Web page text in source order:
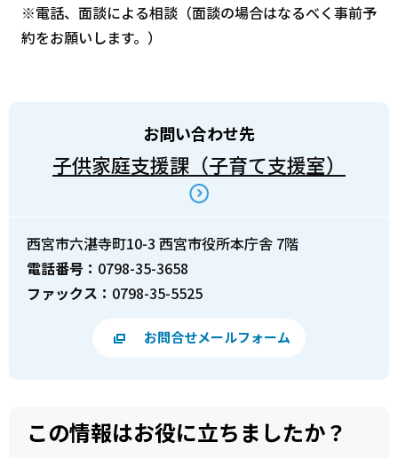
※電話、面談による相談（面談の場合はなるべく事前予
約をお願いします。）
お問い合わせ先
子供家庭支援課（子育て支援室）
西宮市六湛寺町10-3 西宮市役所本庁舎 7階
電話番号： 0798-35-3658
ファックス： 0798-35-5525
お問合せメールフォーム
この情報はお役に立ちましたか？